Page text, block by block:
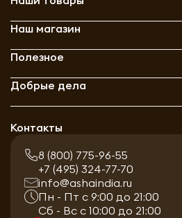
Наш магазин
Полезное
Добрые дела
Контакты
8 (800) 775-96-55
+7 (495) 324-77-70
info@ashaindia.ru
Пн - Пт с 9:00 до 21:00
Сб - Вс с 10:00 до 21:00